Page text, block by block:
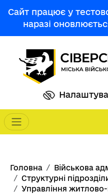
Сайт працює у
наразі
Main navigation
Рядок
Головна
Військова
Структурні
Управління